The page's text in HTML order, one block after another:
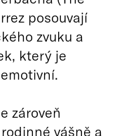
posouvají
zvuku a
který je
zároveň
vášně a